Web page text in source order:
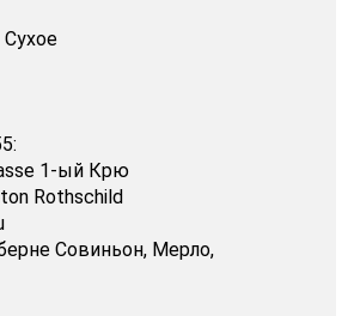
Сухое
1-ый Крю
Rothschild
Совиньон, Мерло,